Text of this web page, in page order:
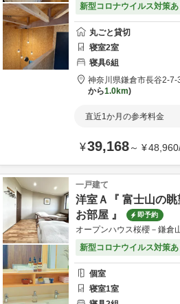
新型コロナウイルス対策あ
丸ごと貸切
寝室2室
寝具6組
神奈川県鎌倉市長谷2-7-
から1.0km
直近1か月の参考料金
¥39,168～ ¥48,960
一戸建て
洋室Ａ『 富士山の
お部屋 』
即予約
オープンハウス桜櫻－鎌倉
新型コロナウイルス対策あ
個室
寝室1室